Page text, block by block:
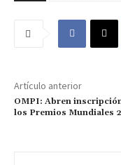
Artículo anterior
OMPI: Abren
los Premios Mundiales